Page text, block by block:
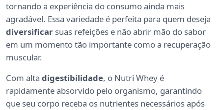
tornando a experiência do consumo ainda mais
agradável. Essa variedade é perfeita para quem deseja
diversificar suas refeições e não abrir mão do sabor
em um momento tão importante como a recuperação
muscular.
Com alta digestibilidade, o Nutri Whey é
rapidamente absorvido pelo organismo, garantindo
que seu corpo receba os nutrientes necessários após